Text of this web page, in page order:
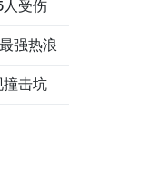
人受伤
强热浪
撞击坑